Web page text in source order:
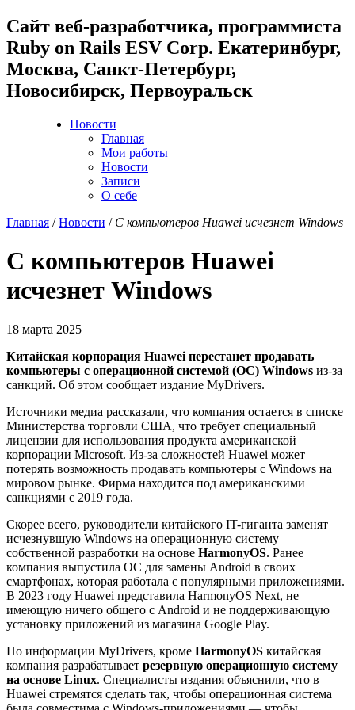
Cайт веб-разработчика, программиста
Ruby on Rails ESV Corp. Екатеринбург,
Москва, Санкт-Петербург,
Новосибирск, Первоуральск
Новости
Главная
Мои работы
Новости
Записи
О себе
Главная /Новости / С компьютеров Huawei исчезнет Windows
С компьютеров Huawei
исчезнет Windows
18 марта 2025
Китайская корпорация Huawei перестанет продавать
компьютеры с операционной системой (ОС) Windows из-за
санкций. Об этом сообщает издание MyDrivers.
Источники медиа рассказали, что компания остается в списке
Министерства торговли США, что требует специальный
лицензии для использования продукта американской
корпорации Microsoft. Из-за сложностей Huawei может
потерять возможность продавать компьютеры с Windows на
мировом рынке. Фирма находится под американскими
санкциями с 2019 года.
Скорее всего, руководители китайского IT-гиганта заменят
исчезнувшую Windows на операционную систему
собственной разработки на основе HarmonyOS. Ранее
компания выпустила ОС для замены Android в своих
смартфонах, которая работала с популярными приложениями.
В 2023 году Huawei представила HarmonyOS Next, не
имеющую ничего общего с Android и не поддерживающую
установку приложений из магазина Google Play.
По информации MyDrivers, кроме HarmonyOS китайская
компания разрабатывает резервную операционную систему
на основе Linux. Специалисты издания объяснили, что в
Huawei стремятся сделать так, чтобы операционная система